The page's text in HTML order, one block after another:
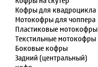
Кофры для квадроцикла
Мотокофры для чоппера
Пластиковые мотокофры
Текстильные мотокофры
Боковые кофры
Задний (центральный)